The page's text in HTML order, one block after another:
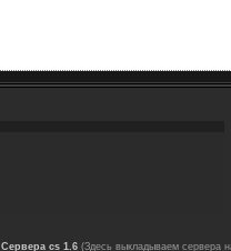
Сервера cs 1.6 (Здесь выкладываем сервера